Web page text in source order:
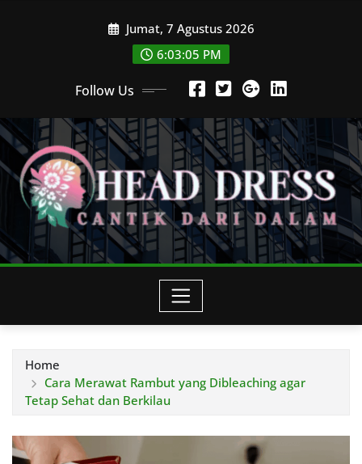
Jumat, 7 Agustus 2026
6:03:05 PM
Follow Us
Home
Cara Merawat Rambut yang Dibleaching agar
Tetap Sehat dan Berkilau